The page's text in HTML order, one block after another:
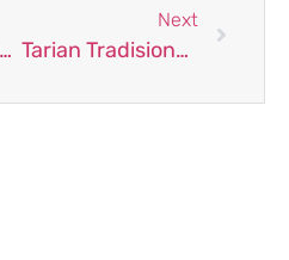
Liburan Seru di Nusa Penida dengan Atraksi Barong dan Keris Dance di Desa Batununggul Yang Memukau
Next
Tarian Tradisional Bali, Ekspresi Seni dan Spiritualitas